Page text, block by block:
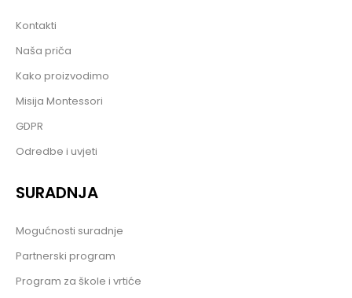
Kontakti
Naša priča
Kako proizvodimo
Misija Montessori
GDPR
Odredbe i uvjeti
SURADNJA
Mogućnosti suradnje
Partnerski program
Program za škole i vrtiće